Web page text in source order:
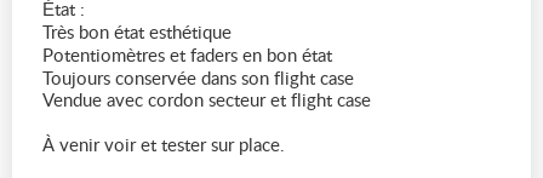
État :
Très bon état esthétique
Potentiomètres et faders en bon état
Toujours conservée dans son flight case
Vendue avec cordon secteur et flight case
À venir voir et tester sur place.